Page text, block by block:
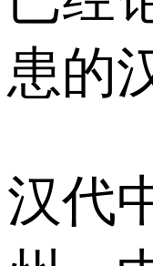
患的
汉代